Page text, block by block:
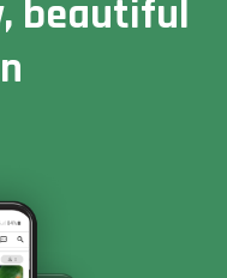
beautiful